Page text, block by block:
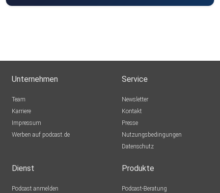
Unternehmen
Team
Karriere
Impressum
Werben auf podcast.de
Service
Newsletter
Kontakt
Presse
Nutzungsbedingungen
Datenschutz
Dienst
Podcast anmelden
Produkte
Podcast-Beratung